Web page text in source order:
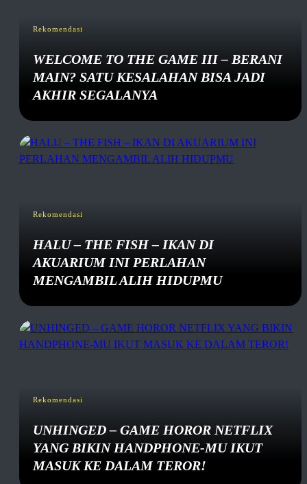
Rekomendasi
WELCOME TO THE GAME III – BERANI
MAIN? SATU KESALAHAN BISA JADI
AKHIR SEGALANYA
Rekomendasi
HALU – THE FISH – IKAN DI
AKUARIUM INI PERLAHAN
MENGAMBIL ALIH HIDUPMU
Rekomendasi
UNHINGED – GAME HOROR NETFLIX
YANG BIKIN HANDPHONE-MU IKUT
MASUK KE DALAM TEROR!